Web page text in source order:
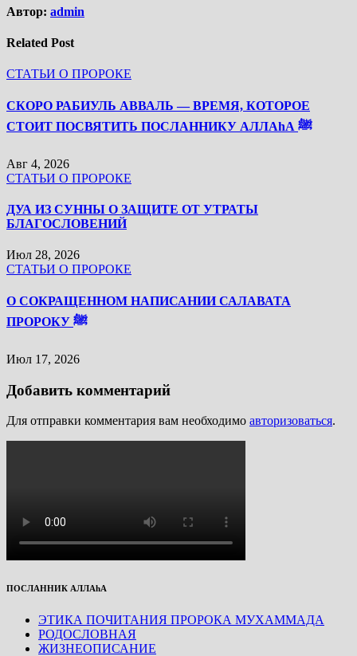
Автор: admin
Related Post
СТАТЬИ О ПРОРОКЕ
СКОРО РАБИУЛЬ АВВАЛЬ — ВРЕМЯ, КОТОРОЕ
СТОИТ ПОСВЯТИТЬ ПОСЛАННИКУ АЛЛАhА ﷺ
Авг 4, 2026
СТАТЬИ О ПРОРОКЕ
ДУА ИЗ СУННЫ О ЗАЩИТЕ ОТ УТРАТЫ
БЛАГОСЛОВЕНИЙ
Июл 28, 2026
СТАТЬИ О ПРОРОКЕ
О СОКРАЩЕННОМ НАПИСАНИИ САЛАВАТА
ПРОРОКУ ﷺ
Июл 17, 2026
Добавить комментарий
Для отправки комментария вам необходимо авторизоваться.
ПОСЛАННИК АЛЛАhА
ЭТИКА ПОЧИТАНИЯ ПРОРОКА МУХАММАДА
РОДОСЛОВНАЯ
ЖИЗНЕОПИСАНИЕ